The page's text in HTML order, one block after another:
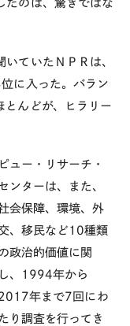
たのは、驚きではな
ていたＮＰＲは、
に入った。バラン
とんどが、ヒラリー
ピュー・リサーチ・
ンターは、また、
会保障、環境、外
、移民など10種類
政治的価値に関
し、1994年から
年まで7回にわ
り調査を行ってき